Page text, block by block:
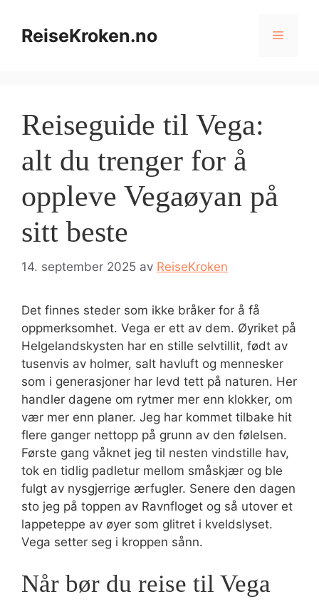
innholdReiseKroken.no Meny
Reiseguide til Vega:
alt du trenger for å
oppleve Vegaøyan på
sitt beste
14. september 2025 av ReiseKroken
Det finnes steder som ikke bråker for å få
oppmerksomhet. Vega er ett av dem. Øyriket på
Helgelandskysten har en stille selvtillit, født av
tusenvis av holmer, salt havluft og mennesker
som i generasjoner har levd tett på naturen. Her
handler dagene om rytmer mer enn klokker, om
vær mer enn planer. Jeg har kommet tilbake hit
flere ganger nettopp på grunn av den følelsen.
Første gang våknet jeg til nesten vindstille hav,
tok en tidlig padletur mellom småskjær og ble
fulgt av nysgjerrige ærfugler. Senere den dagen
sto jeg på toppen av Ravnfloget og så utover et
lappeteppe av øyer som glitret i kveldslyset.
Vega setter seg i kroppen sånn.
Når bør du reise til Vega